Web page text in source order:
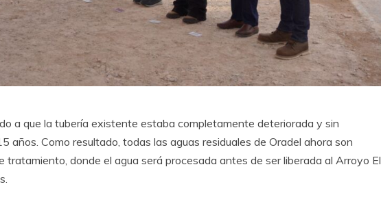
a que la tubería existente estaba completamente deteriorada y sin
años. Como resultado, todas las aguas residuales de Oradel ahora son
tratamiento, donde el agua será procesada antes de ser liberada al Arroyo El